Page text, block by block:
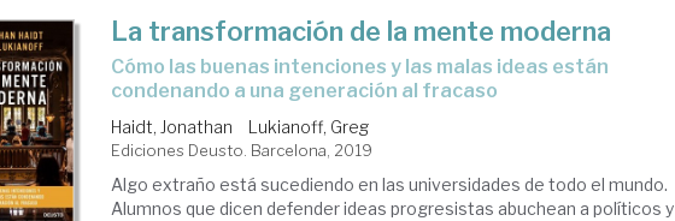
La transformación de la mente moderna
cómo las buenas intenciones y las malas ideas están
condenando a una generación al fracaso
Haidt, Jonathan Lukianoff, Greg
Ediciones Deusto. Barcelona, 2019
Algo extraño está sucediendo en las universidades de todo el mundo.
Alumnos que dicen defender ideas progresistas abuchean a políticos y